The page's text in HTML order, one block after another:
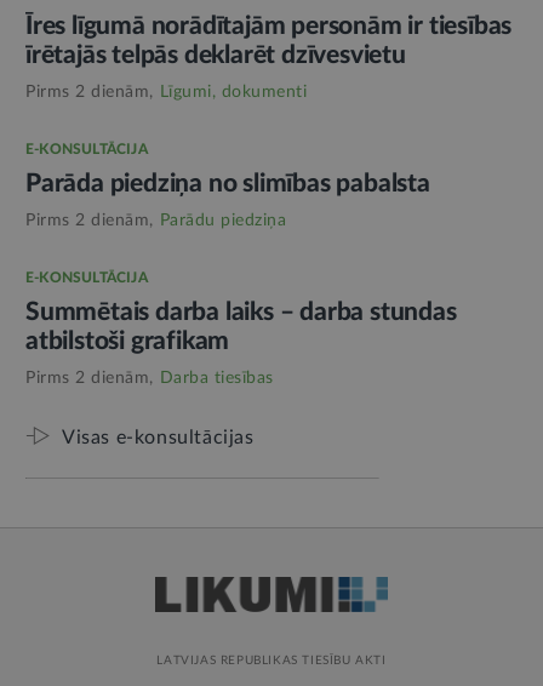
Īres līgumā norādītajām personām ir tiesības
īrētajās telpās deklarēt dzīvesvietu
Pirms 2 dienām, Līgumi, dokumenti
E-KONSULTĀCIJA
Parāda piedziņa no slimības pabalsta
Pirms 2 dienām, Parādu piedziņa
E-KONSULTĀCIJA
Summētais darba laiks – darba stundas
atbilstoši grafikam
Pirms 2 dienām, Darba tiesības
Visas e-konsultācijas
LATVIJAS REPUBLIKAS TIESĪBU AKTI